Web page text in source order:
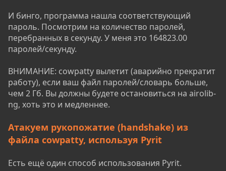
И бинго, программа нашла соответствующий
пароль. Посмотрим на количество паролей,
перебранных в секунду. У меня это 164823.00
паролей/секунду.
ВНИМАНИЕ: cowpatty вылетит (аварийно прекратит
работу), если ваш файл паролей/словарь больше,
чем 2 Гб. Вы должны будете остановиться на airolib-
ng, хоть это и медленнее.
Атакуем рукопожатие (handshake) из
файла cowpatty, используя Pyrit
Есть ещё один способ использования Pyrit.